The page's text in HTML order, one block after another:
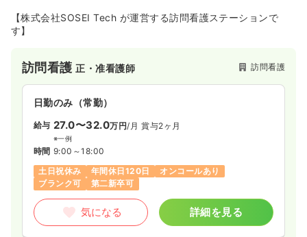
【株式会社SOSEI Tech が運営する訪問看護ステーションで
す】
訪問看護正・准看護師 訪問看護
日勤のみ（常勤）
給与 27.0〜32.0万円/月 賞与2ヶ月
※一例
時間 9:00～18:00
土日祝休み
年間休日120日
オンコールあり
ブランク可
第二新卒可
気になる 詳細を見る